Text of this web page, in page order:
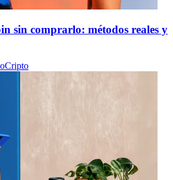
sin comprarlo: métodos reales y
Cripto